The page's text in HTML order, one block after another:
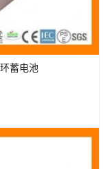
蓄电池